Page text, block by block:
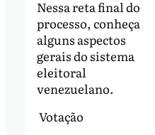
Nessa reta final do
processo, conheça
alguns aspectos
gerais do sistema
eleitoral
venezuelano.
Votação